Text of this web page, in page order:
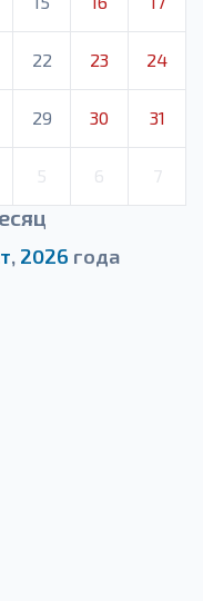
22 23 24
29 30 31
5 6 7
, 2026 года